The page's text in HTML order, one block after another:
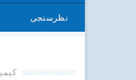
نظرسنجی